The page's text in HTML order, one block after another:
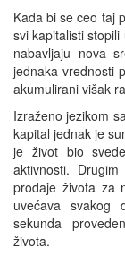
Kada bi se ceo taj
svi kapitalisti
nabavljaju nova
jednaka vrednosti
akumulirani višak
Izraženo jezikom
kapital jednak je
je život bio
aktivnosti.
prodaje života za
uvećava svakog
sekunda
života.